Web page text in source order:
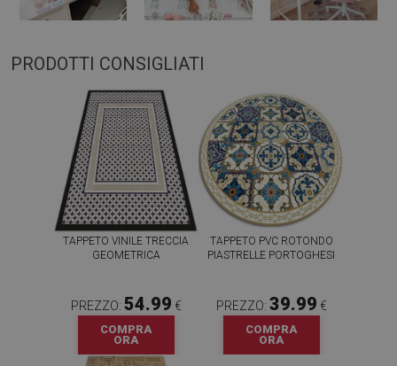
PRODOTTI CONSIGLIATI
TAPPETO VINILE TRECCIA
GEOMETRICA
PREZZO: 54.99 €
COMPRA
ORA
TAPPETO PVC ROTONDO
PIASTRELLE PORTOGHESI
PREZZO: 39.99 €
COMPRA
ORA